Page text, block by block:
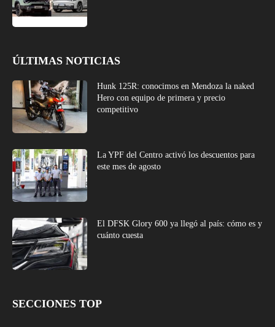
ÚLTIMAS NOTICIAS
Hunk 125R: conocimos en Mendoza la naked
Hero con equipo de primera y precio
competitivo
La YPF del Centro activó los descuentos para
este mes de agosto
El DFSK Glory 600 ya llegó al país: cómo es y
cuánto cuesta
SECCIONES TOP